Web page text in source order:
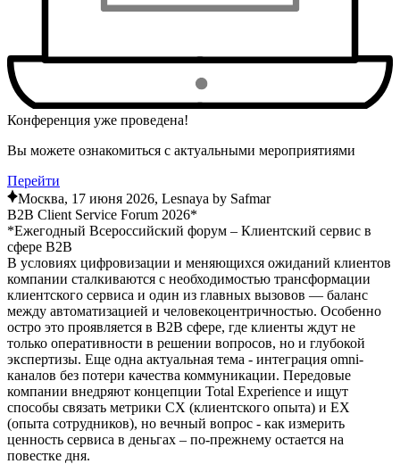
Конференция уже проведена!
Вы можете ознакомиться с актуальными мероприятиями
Перейти
Москва, 17 июня 2026, Lesnaya by Safmar
B2B Client Service Forum 2026*
*Ежегодный Всероссийский форум – Клиентский сервис в
сфере B2B
В условиях цифровизации и меняющихся ожиданий клиентов
компании сталкиваются с необходимостью трансформации
клиентского сервиса и один из главных вызовов — баланс
между автоматизацией и человекоцентричностью. Особенно
остро это проявляется в B2B сфере, где клиенты ждут не
только оперативности в решении вопросов, но и глубокой
экспертизы. Еще одна актуальная тема - интеграция omni-
каналов без потери качества коммуникации. Передовые
компании внедряют концепции Total Experience и ищут
способы связать метрики CX (клиентского опыта) и EX
(опыта сотрудников), но вечный вопрос - как измерить
ценность сервиса в деньгах – по-прежнему остается на
повестке дня.